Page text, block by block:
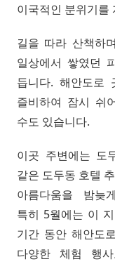
이국적인 분위기를
길을 따라 산책하
일상에서 쌓였던
듭니다. 해안도로
즐비하여 잠시 쉬
수도 있습니다.
이곳 주변에는 도
같은 도두동 호텔
아름다움을 밤늦
특히 5월에는 이
기간 동안 해안도
다양한 체험 행